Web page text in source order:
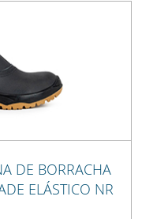
DE BORRACHA
ELÁSTICO NR